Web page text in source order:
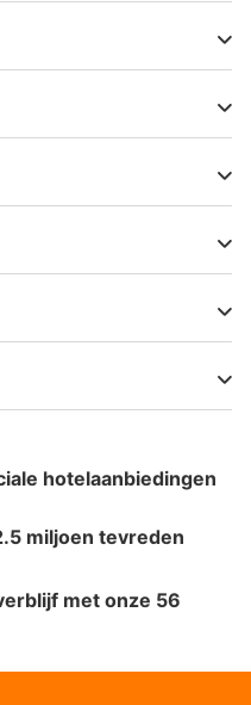
hotelaanbiedingen
miljoen tevreden
met onze 56